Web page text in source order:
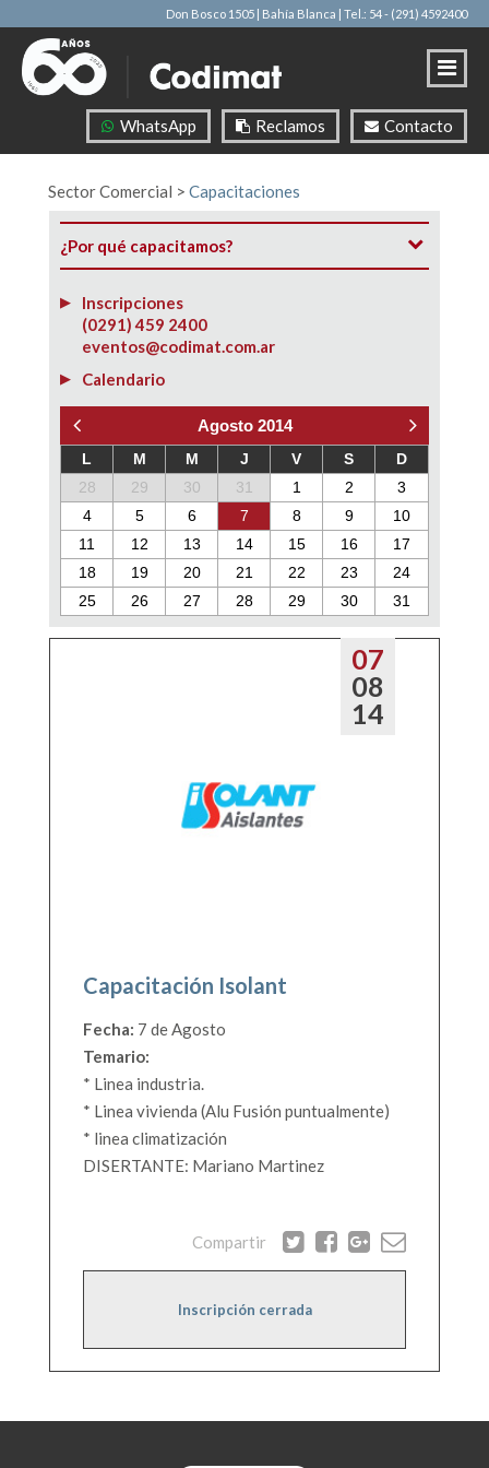
Don Bosco 1505 | Bahía Blanca | Tel.: 54 - (291) 4592400
WhatsApp Reclamos Contacto
Sector Comercial > Capacitaciones
¿Por qué capacitamos?
Inscripciones
(0291) 459 2400
eventos@codimat.com.ar
Calendario
Agosto 2014
L M M J V S
D
28
29 30 31 1 2
3
4
5 6 7 8 9
10
11
12 13 14 15 16
17
18
19 20 21 22 23
24
25
26 27 28 29 30 31
07
08
14
Capacitación Isolant
Fecha: 7 de Agosto
Temario:
* Linea industria.
* Linea vivienda (Alu Fusión puntualmente)
* linea climatización
DISERTANTE: Mariano Martinez
Compartir
Inscripción cerrada